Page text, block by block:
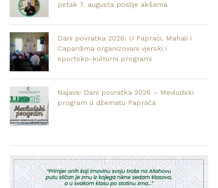
petak 7. augusta poslije akšama
Dani povratka 2026: U Papraći, Mahali i
Capardima organizovani vjerski i
sportsko-kulturni programi
Najava: Dani povratka 2026 – Mevludski
program u džematu Papraća